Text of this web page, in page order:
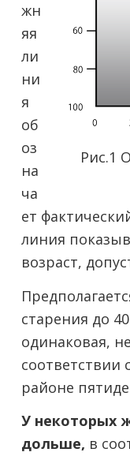
Рис.1
жн
яя
ли
ни
я
об
оз
на
ча
ет
линия
возраст,
старения до
одинаковая,
соответствии
районе
У некоторых
дольше, в